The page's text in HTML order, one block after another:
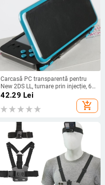
Carcasă PC transparentă pentru
New 2DS LL, turnare prin injecție, 60
g, origine Huizhou
42.29 Lei
add_shopping_cart